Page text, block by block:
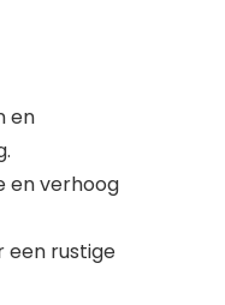
en
en verhoog
een rustige